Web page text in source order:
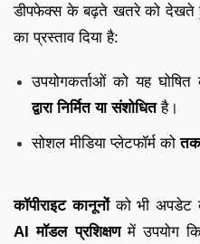
डीपफेक्स के बढ़ते खतरे को देखते
का प्रस्ताव दिया है:
उपयोगकर्ताओं को यह घोषित
द्वारा निर्मित या संशोधितहै।
सोशल मीडिया प्लेटफॉर्म को
कॉपीराइट कानूनोंको भी अपडेट
AI मॉडल प्रशिक्षणमें उपयोग